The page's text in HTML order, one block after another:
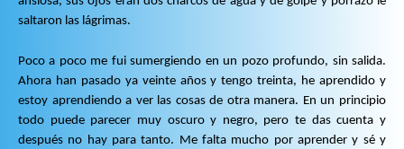
saltaron las lágrimas.
Poco a poco me fui sumergiendo en un pozo profundo, sin salida.
Ahora han pasado ya veinte años y tengo treinta, he aprendido y
estoy aprendiendo a ver las cosas de otra manera. En un principio
todo puede parecer muy oscuro y negro, pero te das cuenta y
después no hay para tanto. Me falta mucho por aprender y sé y